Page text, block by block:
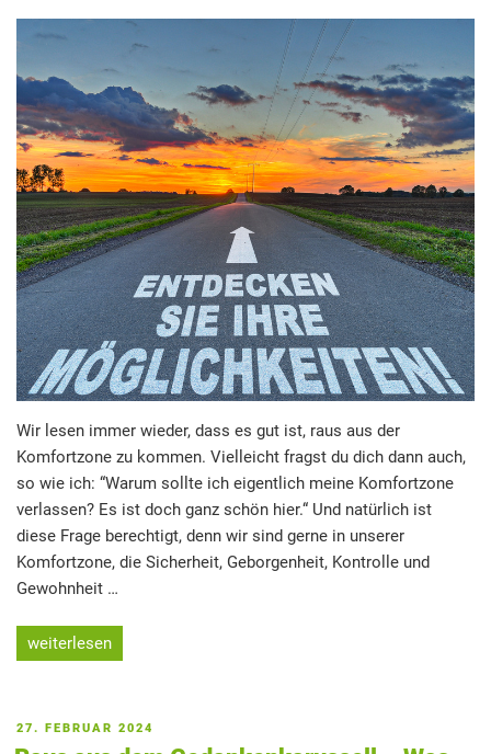
als
eine
Pause“
Wir lesen immer wieder, dass es gut ist, raus aus der
Komfortzone zu kommen. Vielleicht fragst du dich dann auch,
so wie ich: “Warum sollte ich eigentlich meine Komfortzone
verlassen? Es ist doch ganz schön hier.“ Und natürlich ist
diese Frage berechtigt, denn wir sind gerne in unserer
Komfortzone, die Sicherheit, Geborgenheit, Kontrolle und
Gewohnheit …
„Wege
Angst
–
weiterlesen
VERÖFFENTLICHT
AM
27. FEBRUAR 2024